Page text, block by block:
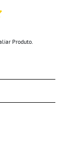
Produto.